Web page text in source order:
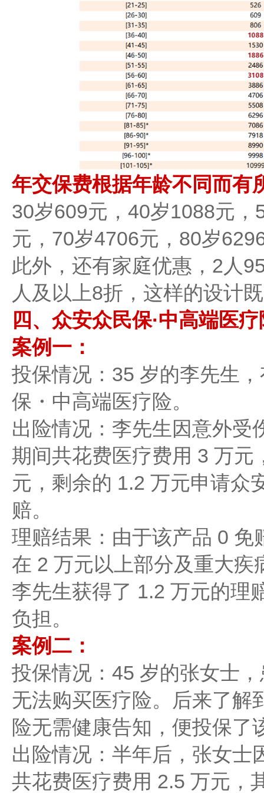
年交保费根据年龄不同而有
30岁609元，40岁1088元
元，70岁4706元，80岁
此外，还有家庭优惠，2人
人及以上8折，这样的设计
四、众安众民保·中高端医
案例一：
投保情况：35 岁的李先生
保・中高端医疗险。
出险情况：李先生因意外受
期间共花费医疗费用 3 万元
元，剩余的 1.2 万元申请众
赔。
理赔结果：由于该产品 0 免
在 2 万元以上部分及重大疾
李先生获得了 1.2 万元的理
负担。
案例二：
投保情况：45 岁的张女士
无法购买医疗险。后来了解
险无需健康告知，便投保了
出险情况：半年后，张女士
共花费医疗费用 2.5 万元，